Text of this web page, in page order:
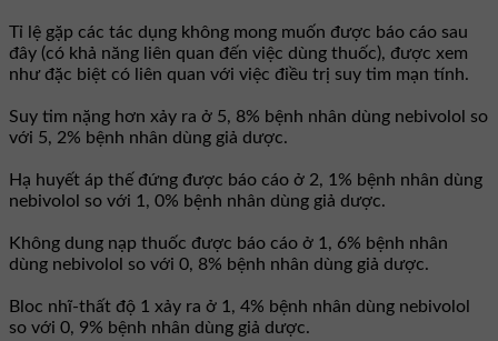
Tỉ lệ gặp các tác dụng không mong muốn được báo cáo sau
đây (có khả năng liên quan đến việc dùng thuốc), được xem
như đặc biệt có liên quan với việc điều trị suy tim mạn tính.
Suy tim nặng hơn xảy ra ở 5, 8% bệnh nhân dùng nebivolol so
với 5, 2% bệnh nhân dùng giả dược.
Hạ huyết áp thế đứng được báo cáo ở 2, 1% bệnh nhân dùng
nebivolol so với 1, 0% bệnh nhân dùng giả dược.
Không dung nạp thuốc được báo cáo ở 1, 6% bệnh nhân
dùng nebivolol so với 0, 8% bệnh nhân dùng giả dược.
Bloc nhĩ-thất độ 1 xảy ra ở 1, 4% bệnh nhân dùng nebivolol
so với 0, 9% bệnh nhân dùng giả dược.